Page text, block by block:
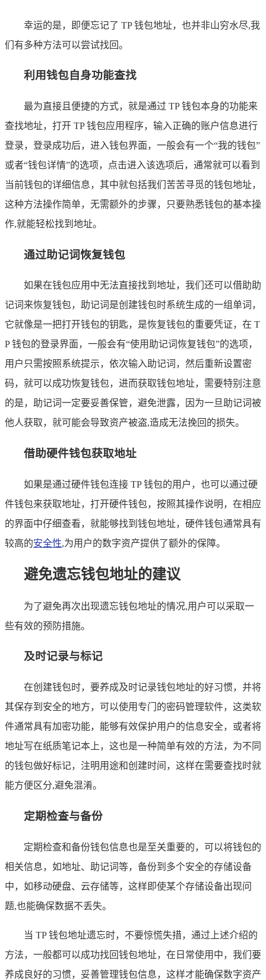
幸运的是，即便忘记了 TP 钱包地址，也并非山穷水尽,我
们有多种方法可以尝试找回。
利用钱包自身功能查找
最为直接且便捷的方式，就是通过 TP 钱包本身的功能来
查找地址，打开 TP 钱包应用程序，输入正确的账户信息进行
登录，登录成功后，进入钱包界面，一般会有一个“我的钱包”
或者“钱包详情”的选项，点击进入该选项后，通常就可以看到
当前钱包的详细信息，其中就包括我们苦苦寻觅的钱包地址，
这种方法操作简单，无需额外的步骤，只要熟悉钱包的基本操
作,就能轻松找到地址。
通过助记词恢复钱包
如果在钱包应用中无法直接找到地址，我们还可以借助助
记词来恢复钱包，助记词是创建钱包时系统生成的一组单词，
它就像是一把打开钱包的钥匙，是恢复钱包的重要凭证，在 T
P 钱包的登录界面，一般会有“使用助记词恢复钱包”的选项，
用户只需按照系统提示，依次输入助记词，然后重新设置密
码，就可以成功恢复钱包，进而获取钱包地址，需要特别注意
的是，助记词一定要妥善保管，避免泄露，因为一旦助记词被
他人获取，就可能会导致资产被盗,造成无法挽回的损失。
借助硬件钱包获取地址
如果是通过硬件钱包连接 TP 钱包的用户，也可以通过硬
件钱包来获取地址，打开硬件钱包，按照其操作说明，在相应
的界面中仔细查看，就能够找到钱包地址，硬件钱包通常具有
较高的安全性,为用户的数字资产提供了额外的保障。
避免遗忘钱包地址的建议
为了避免再次出现遗忘钱包地址的情况,用户可以采取一
些有效的预防措施。
及时记录与标记
在创建钱包时，要养成及时记录钱包地址的好习惯，并将
其保存到安全的地方，可以使用专门的密码管理软件，这类软
件通常具有加密功能，能够有效保护用户的信息安全，或者将
地址写在纸质笔记本上，这也是一种简单有效的方法，为不同
的钱包做好标记，注明用途和创建时间，这样在需要查找时就
能方便区分,避免混淆。
定期检查与备份
定期检查和备份钱包信息也是至关重要的，可以将钱包的
相关信息，如地址、助记词等，备份到多个安全的存储设备
中，如移动硬盘、云存储等，这样即使某个存储设备出现问
题,也能确保数据不丢失。
当 TP 钱包地址遗忘时，不要惊慌失措，通过上述介绍的
方法，一般都可以成功找回钱包地址，在日常使用中，我们要
养成良好的习惯，妥善管理钱包信息，这样才能确保数字资产